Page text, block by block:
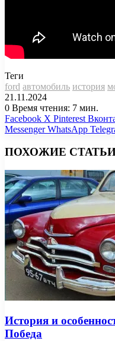
Теги
ford автомобиль история
21.11.2024
0 Время чтения: 7 мин.
Facebook X Pinterest
Messenger WhatsApp
ПОХОЖИЕ
История и
Победа